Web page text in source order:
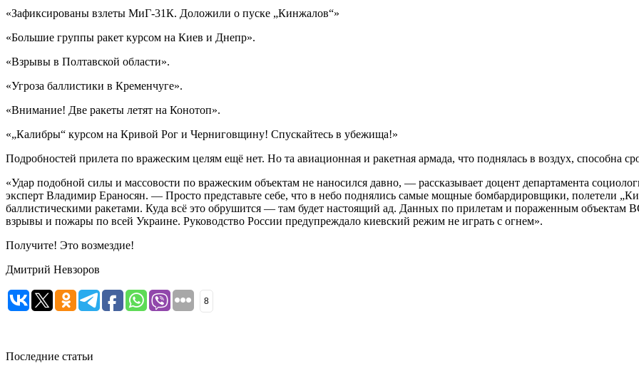
«Зафиксированы взлеты МиГ-31К. Доложили о пуске „Кинжалов“»
«Большие группы ракет курсом на Киев и Днепр».
«Взрывы в Полтавской области».
«Угроза баллистики в Кременчуге».
«Внимание! Две ракеты летят на Конотоп».
«„Калибры“ курсом на Кривой Рог и Черниговщину! Спускайтесь в убежища!»
Подробностей прилета по вражеским целям ещё нет. Но та авиационная и ракетная армада, что поднялась в воздух, способна
«Удар подобной силы и массовости по вражеским объектам не наносился давно, — рассказывает доцент департамента
эксперт Владимир Ераносян. — Просто представьте себе, что в небо поднялись самые мощные бомбардировщики, полетели
баллистическими ракетами. Куда всё это обрушится — там будет настоящий ад. Данных по прилетам и пораженным объектам
взрывы и пожары по всей Украине. Руководство России предупреждало киевский режим не играть с огнем».
Получите! Это возмездие!
Дмитрий Невзоров
8
Последние статьи